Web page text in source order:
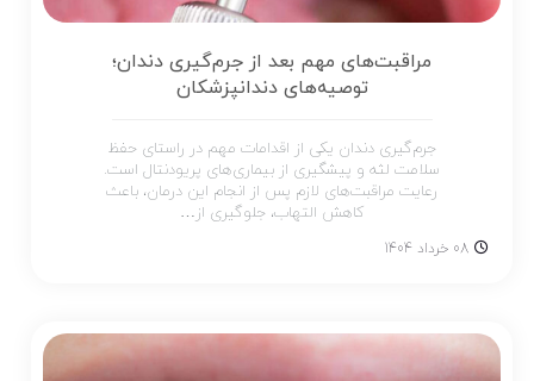
مراقبت‌های مهم بعد از جرم‌گیری دندان؛
توصیه‌های دندانپزشکان
جرم‌گیری دندان یکی از اقدامات مهم در راستای حفظ
سلامت لثه و پیشگیری از بیماری‌های پریودنتال است.
رعایت مراقبت‌های لازم پس از انجام این درمان، باعث
کاهش التهاب، جلوگیری از…
08 خرداد 1404